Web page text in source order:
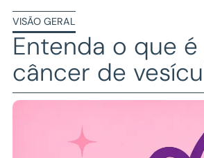
VISÃO GERAL
Entenda o que é
câncer de